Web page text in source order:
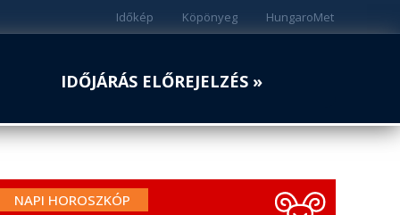
HungaroMet
Köpönyeg
Időkép
IDŐJÁRÁS ELŐREJELZÉS »
NAPI HOROSZKÓP